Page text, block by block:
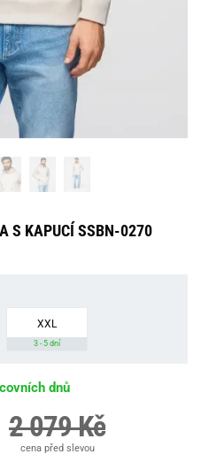
S KAPUCÍ SSBN-0270
XXL
3 - 5 dní
dnů
2 079 Kč
cena před slevou